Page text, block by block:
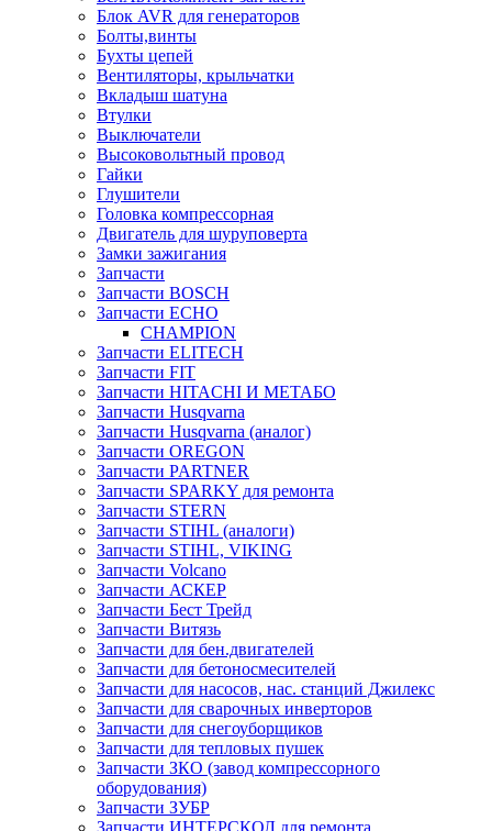
Блок AVR для генераторов
Болты,винты
Бухты цепей
Вентиляторы, крыльчатки
Вкладыш шатуна
Втулки
Выключатели
Высоковольтный провод
Гайки
Глушители
Головка компрессорная
Двигатель для шуруповерта
Замки зажигания
Запчасти
Запчасти BOSCH
Запчасти ECHO
CHAMPION
Запчасти ELITECH
Запчасти FIT
Запчасти HITACHI И МЕТАБО
Запчасти Husqvarna
Запчасти Husqvarna (аналог)
Запчасти OREGON
Запчасти PARTNER
Запчасти SPARKY для ремонта
Запчасти STERN
Запчасти STIHL (аналоги)
Запчасти STIHL, VIKING
Запчасти Volcano
Запчасти АСКЕР
Запчасти Бест Трейд
Запчасти Витязь
Запчасти для бен.двигателей
Запчасти для бетоносмесителей
Запчасти для насосов, нас. станций Джилекс
Запчасти для сварочных инверторов
Запчасти для снегоуборщиков
Запчасти для тепловых пушек
Запчасти ЗКО (завод компрессорного
оборудования)
Запчасти ЗУБР
Запчасти ИНТЕРСКОЛ для ремонта